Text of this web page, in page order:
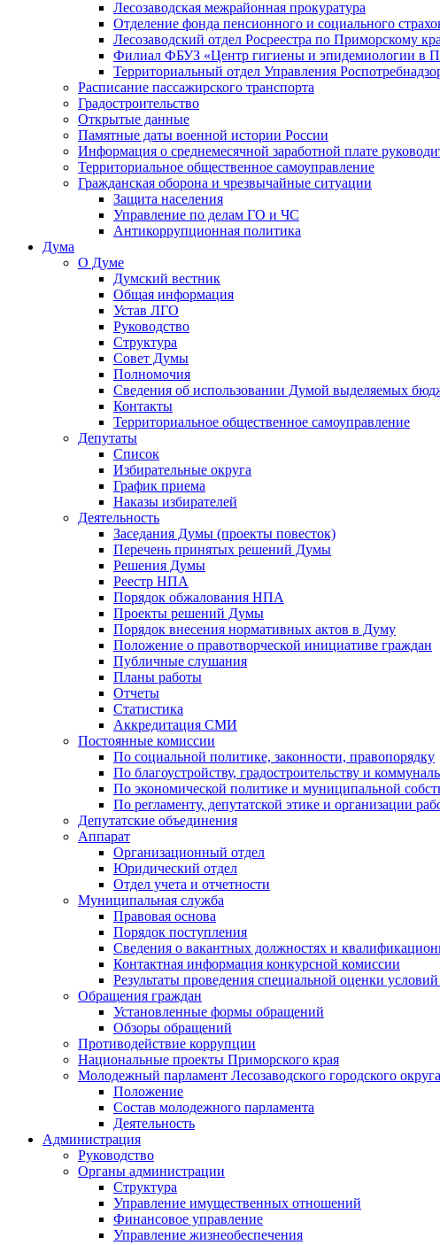
Лесозаводская межрайонная прокуратура
Отделение фонда пенсионного и социального
Лесозаводский отдел Росреестра по Приморскому
Филиал ФБУЗ «Центр гигиены и эпидемиологии в
Территориальный отдел Управления
Расписание пассажирского транспорта
Градостроительство
Открытые данные
Памятные даты военной истории России
Информация о среднемесячной заработной плате
Территориальное общественное самоуправление
Гражданская оборона и чрезвычайные ситуации
Защита населения
Управление по делам ГО и ЧС
Антикоррупционная политика
Дума
О Думе
Думский вестник
Общая информация
Устав ЛГО
Руководство
Структура
Совет Думы
Полномочия
Сведения об использовании Думой выделяемых
Контакты
Территориальное общественное самоуправление
Депутаты
Список
Избирательные округа
График приема
Наказы избирателей
Деятельность
Заседания Думы (проекты повесток)
Перечень принятых решений Думы
Решения Думы
Реестр НПА
Порядок обжалования НПА
Проекты решений Думы
Порядок внесения нормативных актов в Думу
Положение о правотворческой инициативе граждан
Публичные слушания
Планы работы
Отчеты
Статистика
Аккредитация СМИ
Постоянные комиссии
По социальной политике, законности, правопорядку
По благоустройству, градостроительству и
По экономической политике и муниципальной
По регламенту, депутатской этике и организации
Депутатские объединения
Аппарат
Организационный отдел
Юридический отдел
Отдел учета и отчетности
Муниципальная служба
Правовая основа
Порядок поступления
Сведения о вакантных должностях и
Контактная информация конкурсной комиссии
Результаты проведения специальной оценки условий
Обращения граждан
Установленные формы обращений
Обзоры обращений
Противодействие коррупции
Национальные проекты Приморского края
Молодежный парламент Лесозаводского городского округа
Положение
Состав молодежного парламента
Деятельность
Администрация
Руководство
Органы администрации
Структура
Управление имущественных отношений
Финансовое управление
Управление жизнеобеспечения